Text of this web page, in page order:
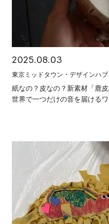
2025.08.03
東京ミッドタウン・デザインハ
紙なの？皮なの？新素材「鹿
世界で一つだけの音を届ける